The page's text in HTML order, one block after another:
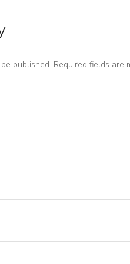
published. Required fields are